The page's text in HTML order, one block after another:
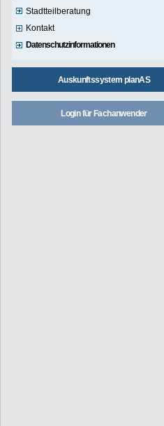
Stadtteilberatung
Kontakt
Datenschutzinformationen
Auskunftssystem planAS
Login für Fachanwender